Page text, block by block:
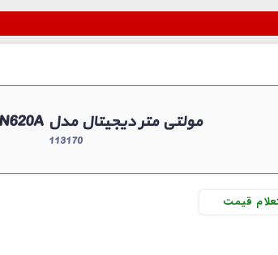
ANENG AN620A مولتی متر دیجیتال مدل
113170
قیمت